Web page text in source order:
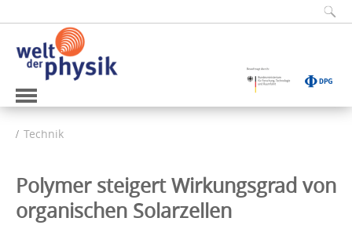
Technik
Polymer steigert Wirkungsgrad von
organischen Solarzellen